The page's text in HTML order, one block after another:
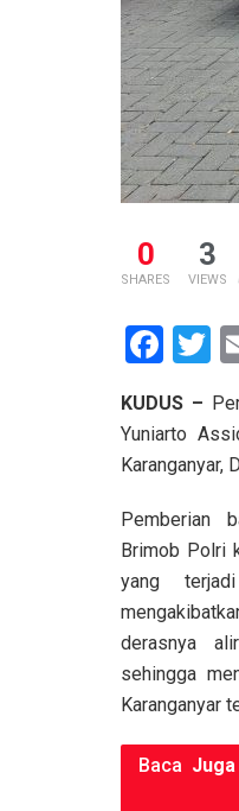
0
SHARES
3
VIEWS
F
ce
b
o
k
T
tt
KUDUS –
Yuniarto
Karanganyar,
Pemberian
Brimob Polri
yang
derasnya
sehingga
Karanganyar
Baca Juga